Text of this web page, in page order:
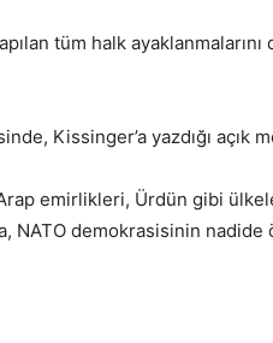
tüm halk
Kissinger’a yazdığı açık
emirlikleri, Ürdün gibi
NATO demokrasisinin nadide